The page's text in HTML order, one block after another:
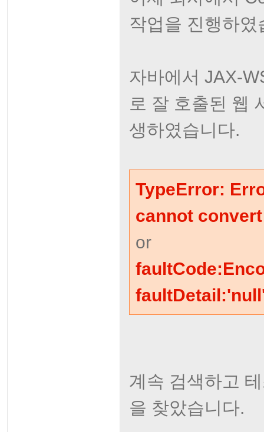
작업을 진행하였
자바에서 JAX-
로 잘 호출된 웹
생하였습니다.
TypeError:
cannot
or
계속 검색하고
을 찾았습니다.